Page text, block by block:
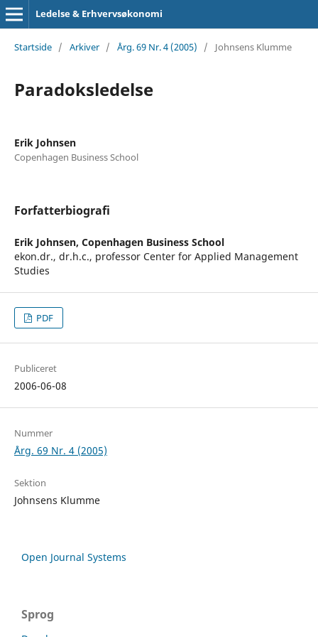
Ledelse & Erhvervsøkonomi
Startside / Arkiver / Årg. 69 Nr. 4 (2005) / Johnsens Klumme
Paradoksledelse
Erik Johnsen
Copenhagen Business School
Forfatterbiografi
Erik Johnsen, Copenhagen Business School
ekon.dr., dr.h.c., professor Center for Applied Management
Studies
PDF
Publiceret
2006-06-08
Nummer
Årg. 69 Nr. 4 (2005)
Sektion
Johnsens Klumme
Open Journal Systems
Sprog